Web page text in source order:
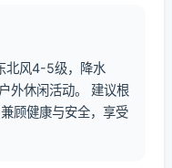
北风4-5级，降水
外休闲活动。 建议根
顾健康与安全，享受